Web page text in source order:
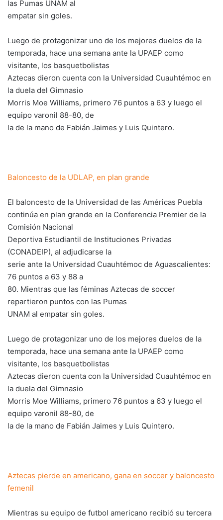
las Pumas UNAM al
empatar sin goles.
Luego de protagonizar uno de los mejores duelos de la
temporada, hace una semana ante la UPAEP como
visitante, los basquetbolistas
Aztecas dieron cuenta con la Universidad Cuauhtémoc en
la duela del Gimnasio
Morris Moe Williams, primero 76 puntos a 63 y luego el
equipo varonil 88-80, de
la de la mano de Fabián Jaimes y Luis Quintero.
Baloncesto de la UDLAP, en plan grande
El baloncesto de la Universidad de las Américas Puebla
continúa en plan grande en la Conferencia Premier de la
Comisión Nacional
Deportiva Estudiantil de Instituciones Privadas
(CONADEIP), al adjudicarse la
serie ante la Universidad Cuauhtémoc de Aguascalientes:
76 puntos a 63 y 88 a
80. Mientras que las féminas Aztecas de soccer
repartieron puntos con las Pumas
UNAM al empatar sin goles.
Luego de protagonizar uno de los mejores duelos de la
temporada, hace una semana ante la UPAEP como
visitante, los basquetbolistas
Aztecas dieron cuenta con la Universidad Cuauhtémoc en
la duela del Gimnasio
Morris Moe Williams, primero 76 puntos a 63 y luego el
equipo varonil 88-80, de
la de la mano de Fabián Jaimes y Luis Quintero.
Aztecas pierde en americano, gana en soccer y baloncesto
femenil
Mientras su equipo de futbol americano recibió su tercera